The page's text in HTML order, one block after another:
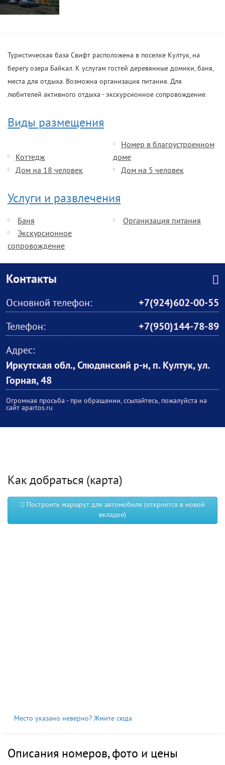
Туристическая база Свифт расположена в поселке Култук, на
берегу озера Байкал. К услугам гостей деревянные домики, баня,
места для отдыха. Возможна организация питания. Для
любителей активного отдыха - экскурсионное сопровождение.
Виды размещения
Коттедж
Номер в благоустроенном
доме
Дом на 18 человек
Дом на 5 человек
Услуги и развлечения
Баня
Организация питания
Экскурсионное
сопровождение
Контакты
Основной телефон:
+7(924)602-00-55
Телефон:
+7(950)144-78-89
Адрес:
Иркутская обл., Слюдянский р-н, п. Култук, ул.
Горная, 48
Огромная просьба - при обращении, ссылайтесь, пожалуйста на
сайт apartos.ru
Как добраться (карта)
Построить маршрут для автомобиля (откроется в новой
вкладке)
Место указано неверно? Жмите сюда
Описания номеров, фото и цены